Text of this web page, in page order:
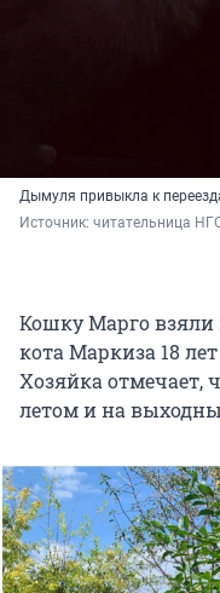
Дымуля привыкла к
Источник: читательница
Кошку Марго взяли
кота Маркиза 18
Хозяйка отмечает,
летом и на